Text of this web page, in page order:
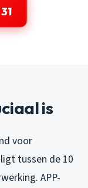
is
voor
tussen de 10
APP-